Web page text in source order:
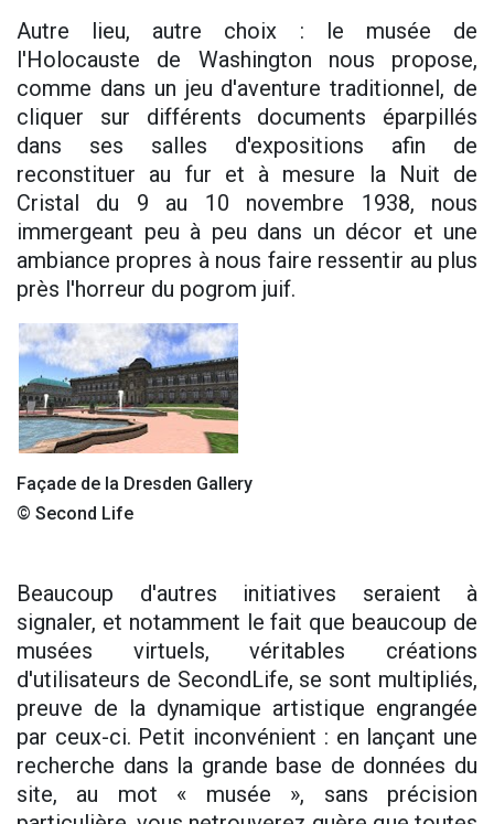
Autre lieu, autre choix : le musée de
l'Holocauste de Washington nous propose,
comme dans un jeu d'aventure traditionnel, de
cliquer sur différents documents éparpillés
dans ses salles d'expositions afin de
reconstituer au fur et à mesure la Nuit de
Cristal du 9 au 10 novembre 1938, nous
immergeant peu à peu dans un décor et une
ambiance propres à nous faire ressentir au plus
près l'horreur du pogrom juif.
Façade de la Dresden Gallery
© Second Life
Beaucoup d'autres initiatives seraient à
signaler, et notamment le fait que beaucoup de
musées virtuels, véritables créations
d'utilisateurs de SecondLife, se sont multipliés,
preuve de la dynamique artistique engrangée
par ceux-ci. Petit inconvénient : en lançant une
recherche dans la grande base de données du
site, au mot « musée », sans précision